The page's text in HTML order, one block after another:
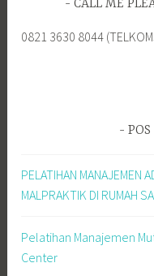
CALL ME
0821 3630 8044
PELATIHAN MANAJEMEN
MALPRAKTIK DI RUMAH
Pelatihan Manajemen
Center